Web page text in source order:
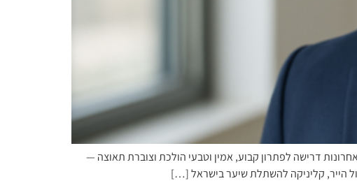
דרישה לפתרון קבוע, אמין וטבעי הולכת וצוברת תאוצה —